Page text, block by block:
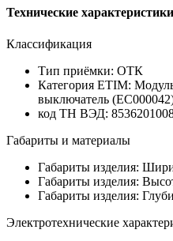
Технические характеристики
Классификация
Тип приёмки: ОТК
Категория ETIM:
выключатель
код ТН ВЭД:
Габариты и материалы
Габариты изделия:
Габариты изделия:
Габариты изделия:
Электротехнические